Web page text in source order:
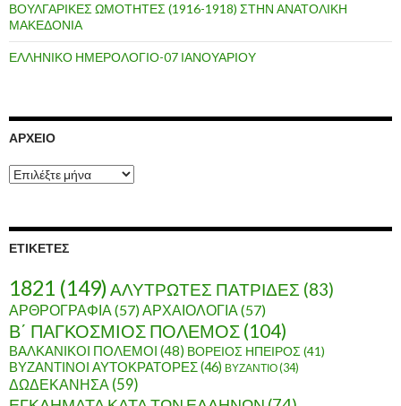
ΒΟΥΛΓΑΡΙΚΕΣ ΩΜΟΤΗΤΕΣ (1916-1918) ΣΤΗΝ ΑΝΑΤΟΛΙΚΗ
ΜΑΚΕΔΟΝΙΑ
ΕΛΛΗΝΙΚΟ ΗΜΕΡΟΛΟΓΙΟ-07 ΙΑΝΟΥΑΡΙΟΥ
ΑΡΧΕΊΟ
Α
ρ
ο
ΕΤΙΚΈΤΕΣ
1821 (149)ΑΛΥΤΡΩΤΕΣ ΠΑΤΡΙΔΕΣ (83)
ΑΡΘΡΟΓΡΑΦΙΑ(57)ΑΡΧΑΙΟΛΟΓΙΑ(57)
Β΄ ΠΑΓΚΟΣΜΙΟΣ ΠΟΛΕΜΟΣ (104)
ΒΑΛΚΑΝΙΚΟΙ ΠΟΛΕΜΟΙ (48) ΒΟΡΕΙΟΣ ΗΠΕΙΡΟΣ (41)
ΒΥΖΑΝΤΙΝΟΙ ΑΥΤΟΚΡΑΤΟΡΕΣ(46) ΒΥΖΑΝΤΙΟ(34)
ΔΩΔΕΚΑΝΗΣΑ (59)